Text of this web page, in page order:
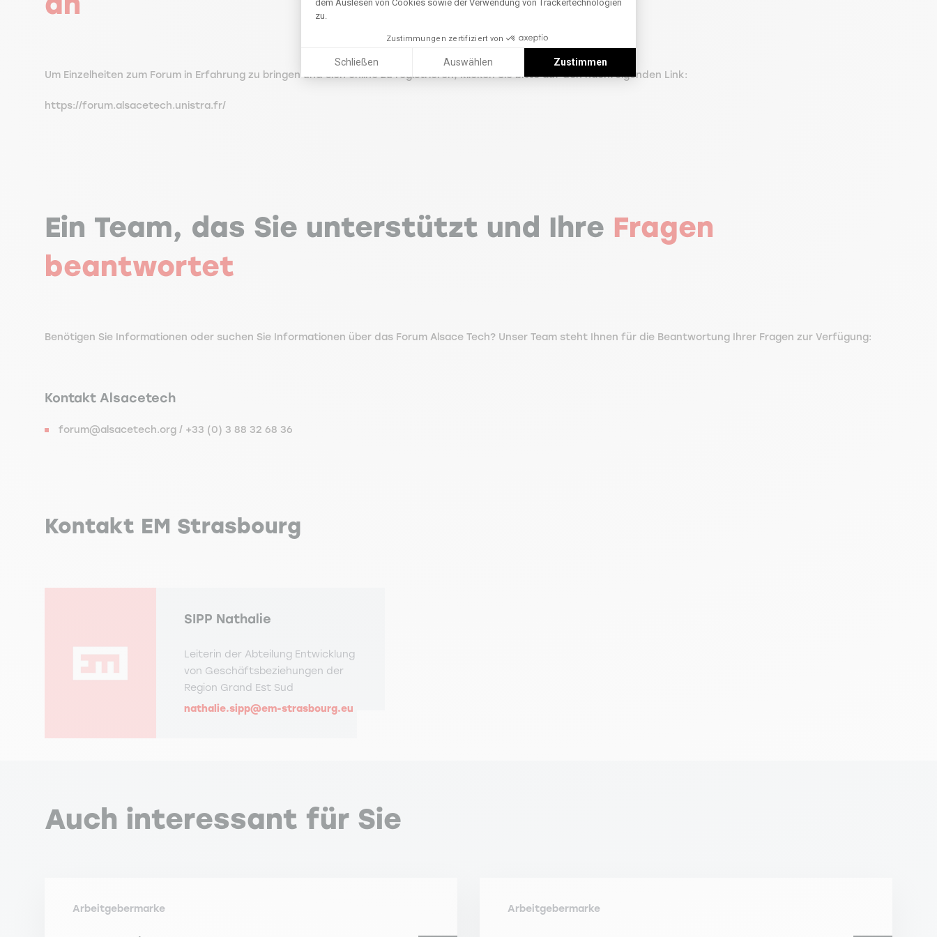
dem Auslesen von Cookies sowie der Verwendung von Trackertechnologien
zu.
Zustimmungen zertifiziert von
Schließen Auswählen Zustimmen
Um Einzelheiten zum Forum in Erfahrung zu bringen und sich online zu registrieren, klicken Sie bitte auf den nachfolgenden Link:
https://forum.alsacetech.unistra.fr/
Ein Team, das Sie unterstützt und Ihre Fragen
beantwortet
Benötigen Sie Informationen oder suchen Sie Informationen über das Forum Alsace Tech? Unser Team steht Ihnen für die Beantwortung Ihrer Fragen zur Verfügung:
Kontakt Alsacetech
forum@alsacetech.org / +33 (0) 3 88 32 68 36
Kontakt EM Strasbourg
SIPP Nathalie
Leiterin der Abteilung Entwicklung
von Geschäftsbeziehungen der
Region Grand Est Sud
nathalie.sipp@em-strasbourg.eu
Auch interessant für Sie
Arbeitgebermarke Arbeitgebermarke